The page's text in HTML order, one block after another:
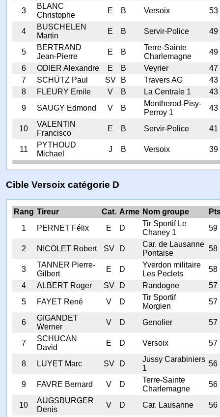
3
BLANC
Christophe
E B Versoix 53
4
BUSCHELEN
Martin
E B Servir-Police 49
5
BERTRAND
Jean-Pierre
E B
Terre-Sainte
Charlemagne
49
6
ODIER Alexandre E B Veyrier
47
7
SCHÜTZ Paul SV B Travers AG
43
8
FLEURY Emile V B La Centrale 1
43
9
SAUGY Edmond V B
Montherod-Pisy-
Perroy 1
43
10
VALENTIN
Francisco
E B Servir-Police 41
11
PYTHOUD
Michael
J B Versoix 39
Cible Versoix catégorie D
Rang Tireur Cat. Arme Nom groupe
1
PERNET Félix E D
Tir Sportif Le
Chaney 1
59
2 NICOLET Robert SV D
Car. de Lausanne
Pontaise
58
3
TANNER Pierre-
Gilbert
E D
Yverdon militaire
Les Peclets
58
4
ALBERT Roger SV D Randogne
57
5
FAYET René V D
Tir Sportif
Morgien
57
6
GIGANDET
Werner
V D Genolier 57
7
SCHUCAN
David
E D Versoix 57
8 LUYET Marc SV D
Jussy Carabiniers
1
56
9 FAVRE Bernard V D
Terre-Sainte
Charlemagne
56
10
AUGSBURGER
Denis
V D Car. Lausanne
56